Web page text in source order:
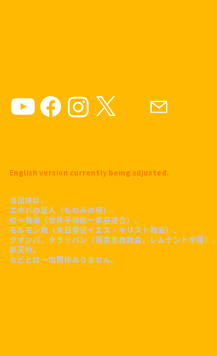
English version currently being adjusted.
当団体は、
エホバの証人（ものみの塔）、
統一教会（世界平和統一家庭連合）、
モルモン教（末日聖徒イエス・キリスト教会）、
クオンパ、タラッパン（福音宣教教会、レムナント学園）、
​新天地、
などとは一切関係ありません。